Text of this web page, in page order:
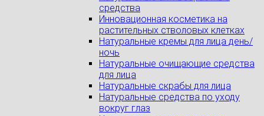
средства
Инновационная косметика на
растительных стволовых клетках
Натуральные кремы для лица день/
ночь
Натуральные очищающие средства
для лица
Натуральные скрабы для лица
Натуральные средства по уходу
вокруг глаз